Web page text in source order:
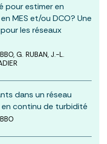
pour estimer en
MES et/ou DCO? Une
les réseaux
G. RUBAN, J.-L.
dans un réseau
continu de turbidité